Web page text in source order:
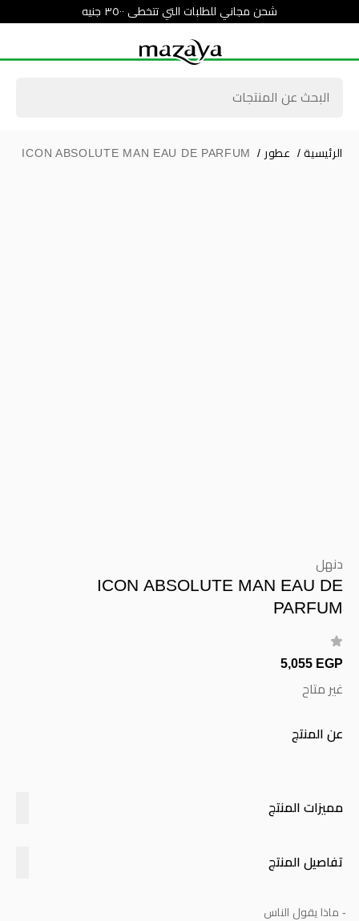
شحن مجاني للطلبات التي تتخطى ٣٥٠٠ جنيه
الرئيسية / عطور /
ICON ABSOLUTE MAN EAU DE PARFUM
دنهل
ICON ABSOLUTE MAN EAU DE
PARFUM
5,055 EGP
غير متاح
عن المنتج
مميزات المنتج
تفاصيل المنتج
- ماذا يقول الناس